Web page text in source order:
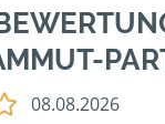
08.08.2026